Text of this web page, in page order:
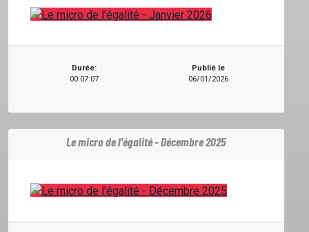
PODCASTS
EMISSIONS
Durée:
00:07:07
Publié le
06/01/2026
Le micro de l'égalité - Décembre 2025